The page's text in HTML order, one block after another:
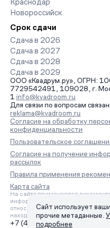
Краснодар
Новороссийск
Срок сдачи
Сдача в 2026
Сдача в 2027
Сдача в 2028
Сдача в 2029
ООО «Квадрум.ру», ОГРН:
7729542491, 109028, г.
1 info@kvadroom.ru
Для связи по вопросам
reklama@kvadroom.ru
Согласие на обработку
конфиденциальности
Пользовательское
Согласие на получение
рассылок
Правила применения
Карта сайта
На сайте применяются
информации на основе сбора,
относящихся к предпочтениям
находящихся на территории
+7 (495) 157-88-80
Сайт использует
прочие метаданные.
подробнее